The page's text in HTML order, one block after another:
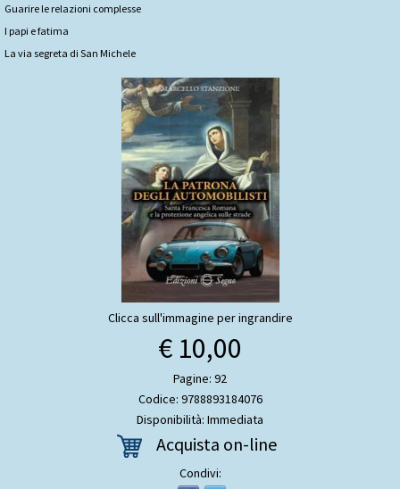
Guarire le relazioni complesse
I papi e fatima
La via segreta di San Michele
Clicca sull'immagine per ingrandire
€ 10,00
Pagine: 92
Codice: 9788893184076
Disponibilità: Immediata
Acquista on-line
Condivi: